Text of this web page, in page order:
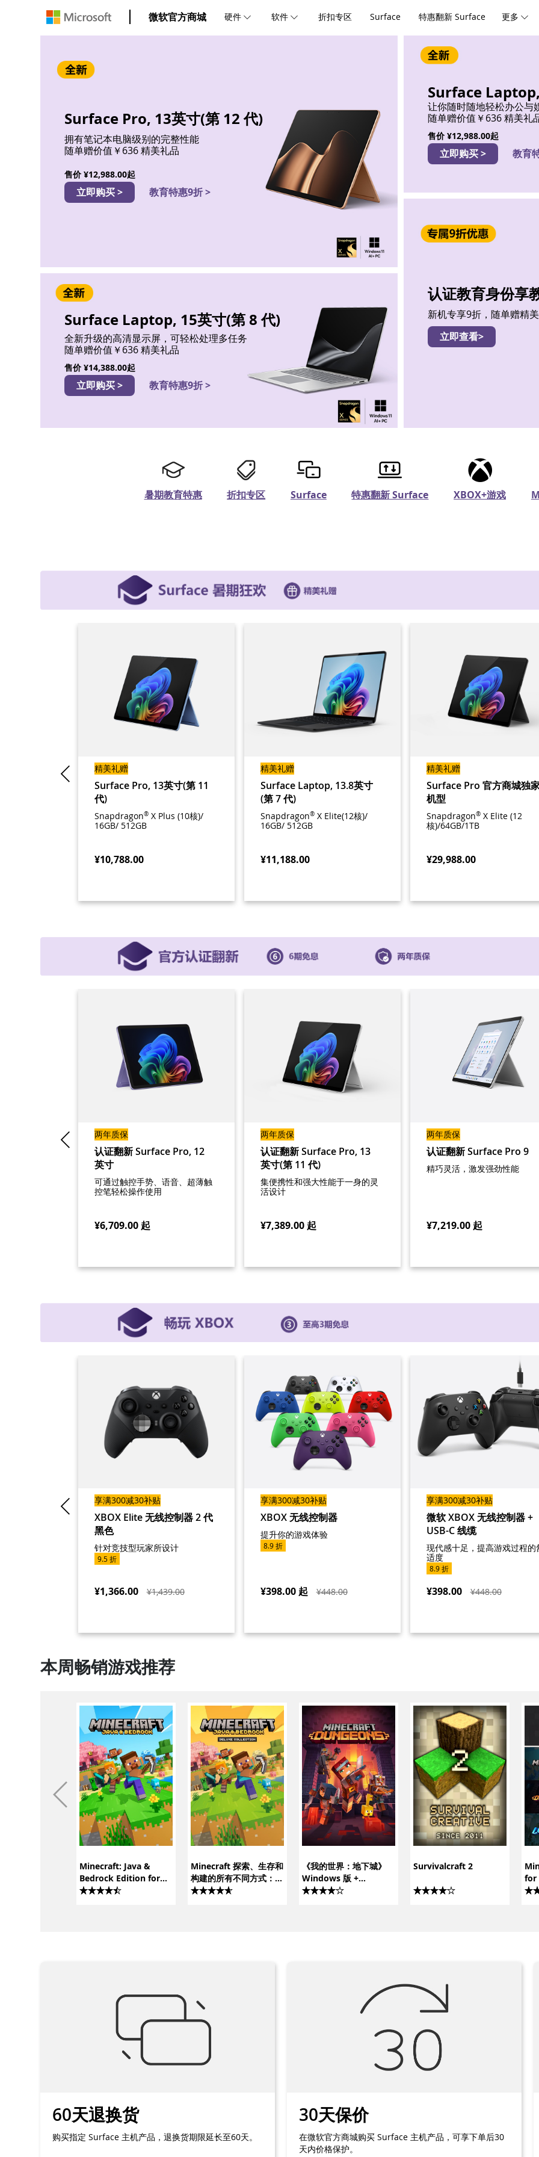
微软官方商城 硬件 软件 折扣专区 Surface 特惠翻新 Surface 更多
Surface Pro, 13英寸(第 12 代)
拥有笔记本电脑级别的完整性能
随单赠价值￥636 精美礼品
售价¥12,988.00起
立即购买 > 教育特惠9折 >
Surface Laptop, 15英寸(第 8 代)
全新升级的高清显示屏，可轻松处理多任务
随单赠价值￥636 精美礼品
售价¥14,388.00起
立即购买 > 教育特惠9折 >
Surface
让你随时随地轻松办公与
随单赠价值￥636 精美礼
售价¥12,988.00起
立即购买 > 教育
认证教育身份享
新机专享9折，随单赠精
立即查看>
暑期教育特惠 折扣专区 Surface 特惠翻新 Surface XBOX+游戏
精美礼赠
Surface Pro, 13英寸(第 11
代)
Snapdragon®X Plus (10核)/
16GB/ 512GB
¥10,788.00
精美礼赠
Surface Laptop, 13.8英寸
(第 7 代)
Snapdragon®X Elite(12核)/
16GB/ 512GB
¥11,188.00
精美礼赠
Surface Pro 官方商城独
机型
Snapdragon®X Elite (12
核)/64GB/1TB
¥29,988.00
两年质保
认证翻新 Surface Pro, 12
英寸
可通过触控手势、语音、超薄触
控笔轻松操作使用
¥6,709.00 起
两年质保
认证翻新 Surface Pro, 13
英寸(第 11 代)
集便携性和强大性能于一身的灵
活设计
¥7,389.00 起
两年质保
认证翻新 Surface Pro 9
精巧灵活，激发强劲性能
¥7,219.00 起
享满300减30补贴
XBOX Elite 无线控制器 2 代
黑色
针对竞技型玩家所设计
9.5 折
¥1,366.00 ¥1,439.00
享满300减30补贴
XBOX 无线控制器
提升你的游戏体验
8.9 折
¥398.00起 ¥448.00
享满300减30补贴
微软 XBOX 无线控制器 +
USB-C 线缆
现代感十足，提高游戏过程的
适度
8.9 折
¥398.00 ¥448.00
本周畅销游戏推荐
Minecraft: Java &
Bedrock Edition for
PC
Minecraft 探索、生存和
构建的所有不同方式：带
有 Java & Bedrock 的
《我的世界：地下城》
Windows 版 +
Launcher
Survivalcraft 2
for
60天退换货
购买指定 Surface 主机产品，退换货期限延长至60天。
30天保价
在微软官方商城购买 Surface 主机产品，可享下单后30
天内价格保护。